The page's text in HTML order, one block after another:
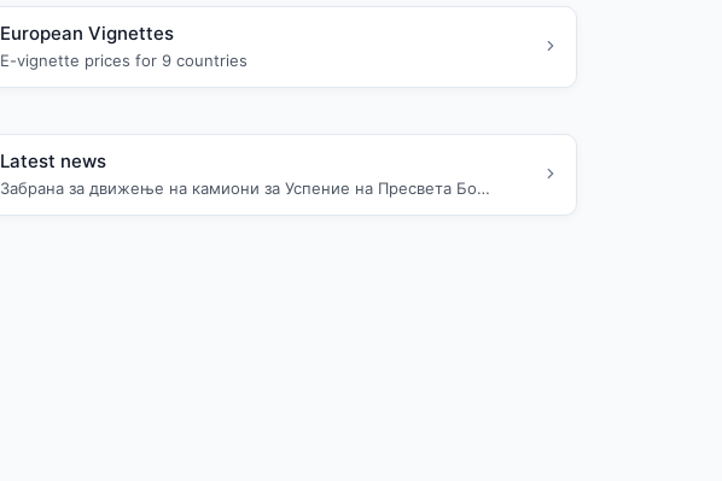
European Vignettes
E-vignette prices for 9 countries
Latest news
Забрана за движење на камиони за Успение на Пресвета Бо…